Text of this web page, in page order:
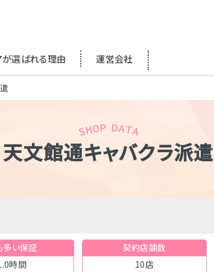
が選ばれる理由 運営会社
天文館通キャバクラ派遣
多い保証
時間
契約店舗数
10店